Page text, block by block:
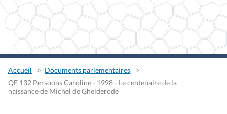
Accueil
Documents parlementaires
QE 132 Persoons Caroline - 1998 - Le centenaire de la
naissance de Michel de Ghelderode